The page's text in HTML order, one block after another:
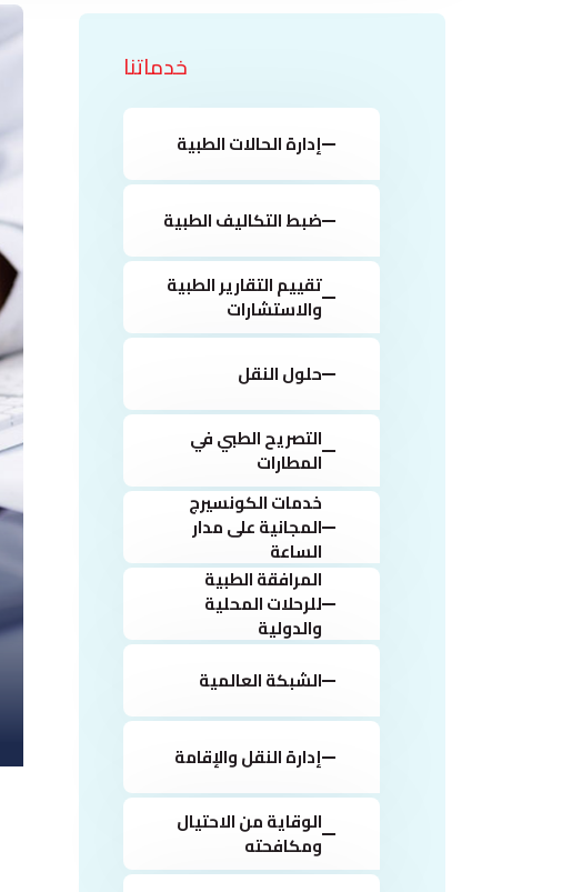
خدماتنا
إدارة الحالات الطبية
ضبط التكاليف الطبية
تقييم التقارير الطبية
والاستشارات
حلول النقل
التصريح الطبي في
المطارات
خدمات الكونسيرج
المجانية على مدار
الساعة
المرافقة الطبية
للرحلات المحلية
والدولية
الشبكة العالمية
إدارة النقل والإقامة
الوقاية من الاحتيال
ومكافحته